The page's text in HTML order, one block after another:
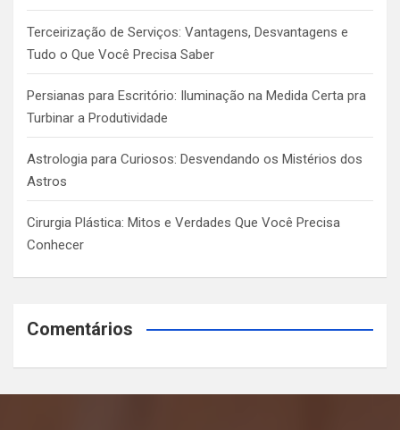
Terceirização de Serviços: Vantagens, Desvantagens e
Tudo o Que Você Precisa Saber
Persianas para Escritório: Iluminação na Medida Certa pra
Turbinar a Produtividade
Astrologia para Curiosos: Desvendando os Mistérios dos
Astros
Cirurgia Plástica: Mitos e Verdades Que Você Precisa
Conhecer
Comentários